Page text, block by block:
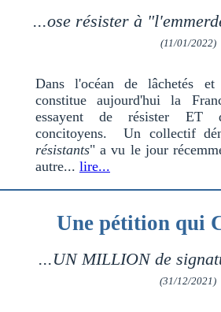
...ose résister à
(11/01/2022)
Dans l'océan de lâchetés
constitue aujourd'hui la
essayent de résister ET
concitoyens. Un collectif
résistants" a vu le jour
autre... lire...
Une pétition qui
...UN MILLION de
(31/12/2021)